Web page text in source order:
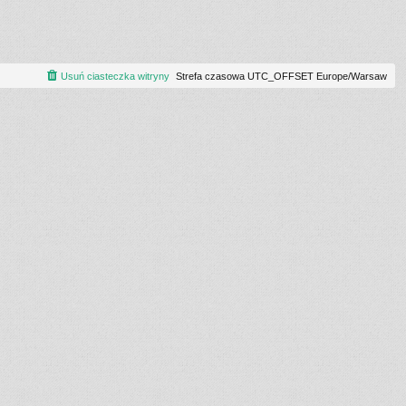
Strefa czasowa UTC_OFFSET Europe/Warsaw
Usuń ciasteczka witryny